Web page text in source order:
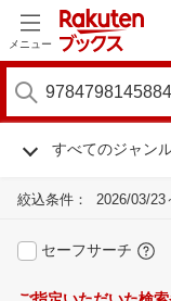
メニュー
すべてのジャン
絞込条件： 2026/03/23
セーフサーチ